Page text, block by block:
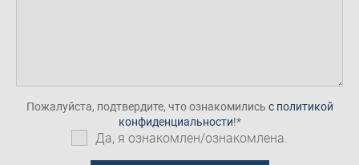
Пожалуйста, подтвердите, что ознакомились с политикой
конфиденциальности!
Да, я ознакомлен/ознакомлена.